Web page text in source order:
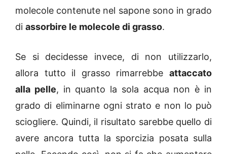
molecole contenute nel sapone sono in grado
di assorbire le molecole di grasso.
Se si decidesse invece, di non utilizzarlo,
allora tutto il grasso rimarrebbe attaccato
alla pelle, in quanto la sola acqua non è in
grado di eliminarne ogni strato e non lo può
sciogliere. Quindi, il risultato sarebbe quello di
avere ancora tutta la sporcizia posata sulla